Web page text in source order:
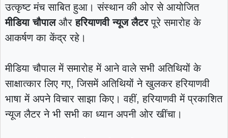
उत्कृष्ट मंच साबित हुआ। संस्थान की ओर से आयोजित
मीडिया चौपालऔरहरियाणवी न्यूज लैटरपूरे समारोह के
आकर्षण का केंद्र रहे।
मीडिया चौपाल में समारोह में आने वाले सभी अतिथियों के
साक्षात्कार लिए गए, जिसमें अतिथियों ने खुलकर हरियाणवी
भाषा में अपने विचार साझा किए। वहीं, हरियाणवी में प्रकाशित
न्यूज लैटर ने भी सभी का ध्यान अपनी ओर खींचा।